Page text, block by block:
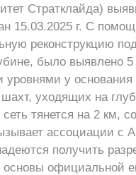
Стратклайда)
15.03.2025 г. С
реконструкцию
было выявлено
уровнями у
уходящих на
тянется на 2 км,
ассоциации с
получить
официальной